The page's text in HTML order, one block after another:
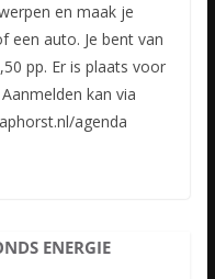
en maak je
een auto. Je bent van
pp. Er is plaats voor
kan via
agenda
ENERGIE